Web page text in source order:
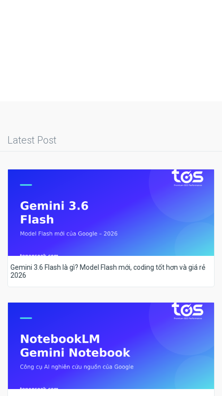
Latest Post
Gemini 3.6 Flash là gì? Model Flash mới, coding tốt hơn và giá rẻ
2026